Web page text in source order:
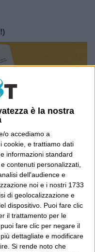
è la nostra
o accediamo a
cookie, e trattiamo dati
informazioni standard
contenuti personalizzati,
dell'audience e
noi e i nostri 1733
di geolocalizzazione e
dispositivo. Puoi fare clic
il trattamento per le
fare clic per negare il
dettagliate e modificare
Si rende noto che